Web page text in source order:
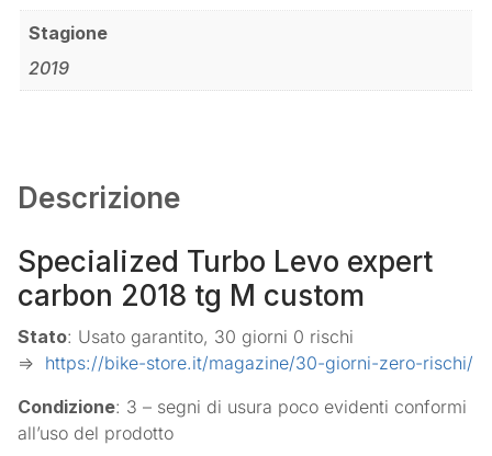
Stagione
2019
Descrizione
Specialized Turbo Levo expert
carbon 2018 tg M custom
Stato: Usato garantito, 30 giorni 0 rischi
=> https://bike-store.it/magazine/30-giorni-zero-rischi/
Condizione: 3 – segni di usura poco evidenti conformi
all’uso del prodotto